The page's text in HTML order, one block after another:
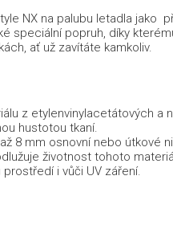
NX na palubu letadla jako
speciální popruh, díky
ať už zavítáte kamkoliv.
z etylenvinylacetátových
hustotou tkaní.
8 mm osnovní nebo útkové
životnost tohoto
i vůči UV záření.